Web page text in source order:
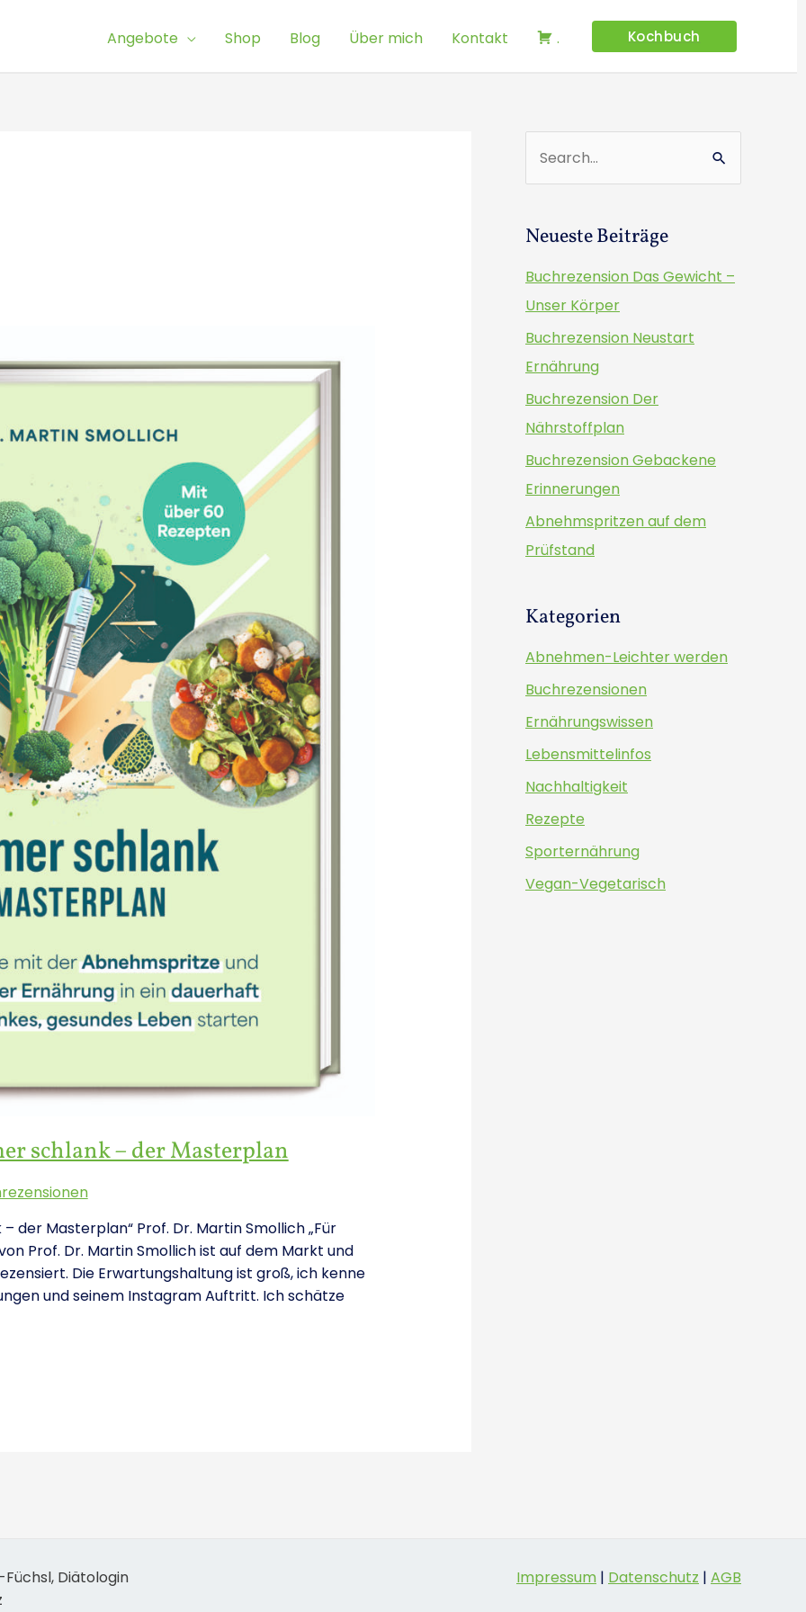
Angebote Shop Blog Über mich Kontakt . Kochbuch
schlank – der Masterplan
der Masterplan“ Prof. Dr. Martin Smollich „Für
Prof. Dr. Martin Smollich ist auf dem Markt und
Die Erwartungshaltung ist groß, ich kenne
und seinem Instagram Auftritt. Ich schätze
u
h
e
n
n
a
c
h
Neueste Beiträge
Buchrezension Das Gewicht –
Unser Körper
Buchrezension Neustart
Ernährung
Buchrezension Der
Nährstoffplan
Buchrezension Gebackene
Erinnerungen
Abnehmspritzen auf dem
Prüfstand
Kategorien
Abnehmen-Leichter werden
Buchrezensionen
Ernährungswissen
Lebensmittelinfos
Nachhaltigkeit
Rezepte
Sporternährung
Vegan-Vegetarisch
Diätologin
Impressum | Datenschutz | AGB